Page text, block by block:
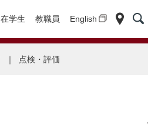
在学生 教職員 English
｜ 点検・評価